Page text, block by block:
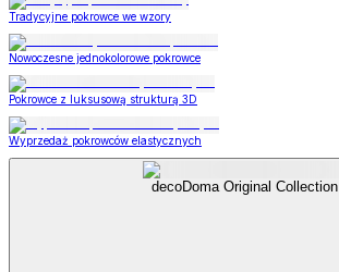
Tradycyjne pokrowce we wzory
Nowoczesne jednokolorowe pokrowce
Pokrowce z luksusową strukturą 3D
Wyprzedaż pokrowców elastycznych
decoDoma Original Collection